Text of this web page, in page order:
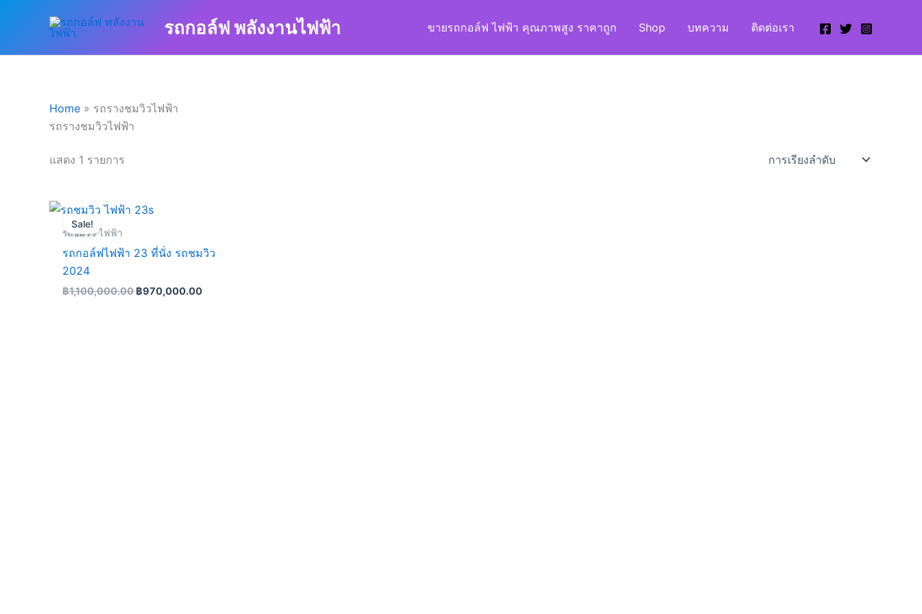
รถกอล์ฟ พลังงานไฟฟ้า ขายรถกอล์ฟ ไฟฟ้า คุณภาพสูง ราคาถูก Shop บทความ ติดต่อเรา
Home » รถรางชมวิวไฟฟ้า
รถรางชมวิวไฟฟ้า
แสดง 1 รายการ
Sale!
รถชมวิว ไฟฟ้า
รถกอล์ฟไฟฟ้า 23 ที่นั่ง รถชมวิว
2024
฿1,100,000.00
Original
price
฿1,100,000.00.
฿970,000.00